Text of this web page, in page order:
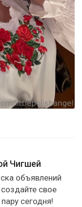
Чигшей
объявлений
свое
сегодня!